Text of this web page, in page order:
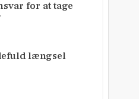
for at tage
længsel